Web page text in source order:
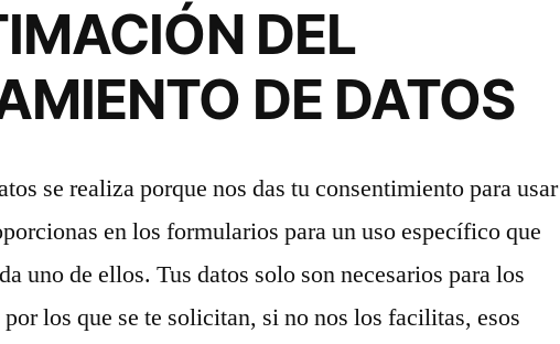
DEL
DE DATOS
se realiza porque nos das tu consentimiento para usar
en los formularios para un uso específico que
uno de ellos. Tus datos solo son necesarios para los
los que se te solicitan, si no nos los facilitas, esos